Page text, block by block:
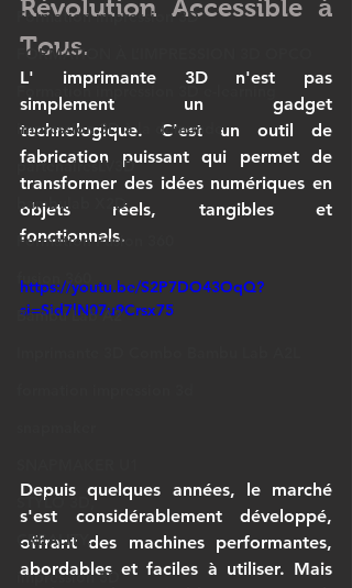
Formation impression 3D
FORMATION À L’IMPRESSION 3D OPCO
Formation impression 3D e-learning
impression 3D à la demande
partenairesLV3D
bambulab X2D
Formation Fusion 360
fusion 360
Bambu Lab A2
STYLO 3D,
CREALITY,
impression 3D
Révolution Accessible à
Tous.
L' imprimante 3D n'est pas
simplement un gadget
technologique. C'est un outil de
fabrication puissant qui permet de
transformer des idées numériques en
objets réels, tangibles et
fonctionnels.
https://youtu.be/S2P7DO43OqQ?
si=Sid7lN07u9Crsx75
Depuis quelques années, le marché
s'est considérablement développé,
offrant des machines performantes,
abordables et faciles à utiliser. Mais